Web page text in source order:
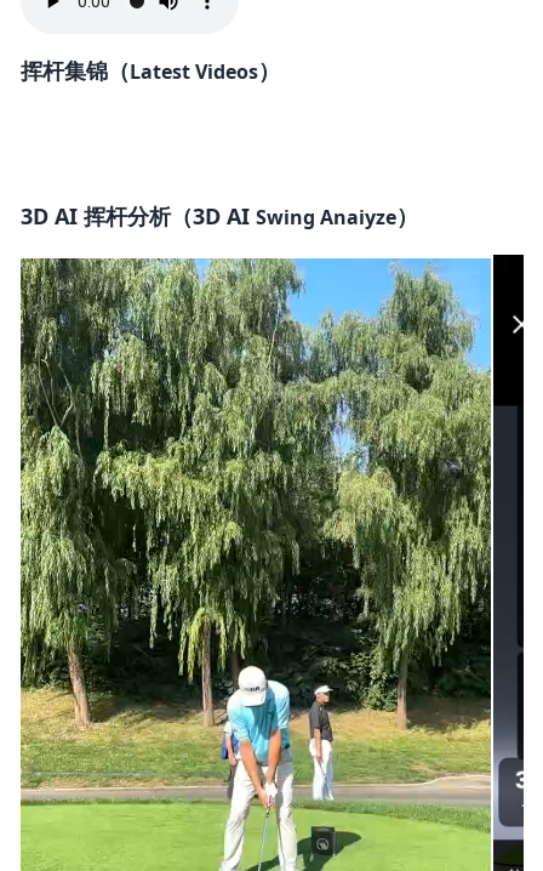
挥杆集锦（Latest Videos）
3D AI 挥杆分析（3D AI Swing Anaiyze）